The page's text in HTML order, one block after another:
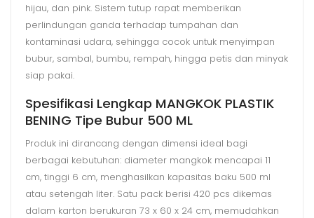
hijau, dan pink. Sistem tutup rapat memberikan
perlindungan ganda terhadap tumpahan dan
kontaminasi udara, sehingga cocok untuk menyimpan
bubur, sambal, bumbu, rempah, hingga petis dan minyak
siap pakai.
Spesifikasi Lengkap MANGKOK PLASTIK
BENING Tipe Bubur 500 ML
Produk ini dirancang dengan dimensi ideal bagi
berbagai kebutuhan: diameter mangkok mencapai 11
cm, tinggi 6 cm, menghasilkan kapasitas baku 500 ml
atau setengah liter. Satu pack berisi 420 pcs dikemas
dalam karton berukuran 73 x 60 x 24 cm, memudahkan